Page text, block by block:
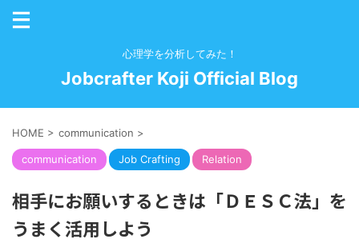
心理学を分析してみた！
Jobcrafter Koji Official Blog
HOME > communication >
communication Job Crafting Relation
相手にお願いするときは「ＤＥＳＣ法」を
うまく活用しよう